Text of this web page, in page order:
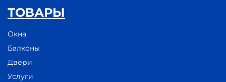
ТОВАРЫ
Окна
Балконы
Двери
Услуги